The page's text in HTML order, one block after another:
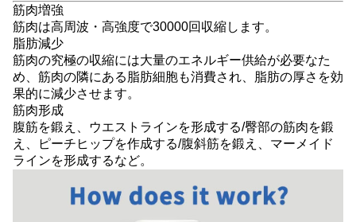
筋肉増強
筋肉は高周波・高強度で30000回収縮します。
脂肪減少
筋肉の究極の収縮には大量のエネルギー供給が必要なた
め、筋肉の隣にある脂肪細胞も消費され、脂肪の厚さを効
果的に減少させます。
筋肉形成
腹筋を鍛え、ウエストラインを形成する/臀部の筋肉を鍛
え、ピーチヒップを作成する/腹斜筋を鍛え、マーメイド
ラインを形成するなど。